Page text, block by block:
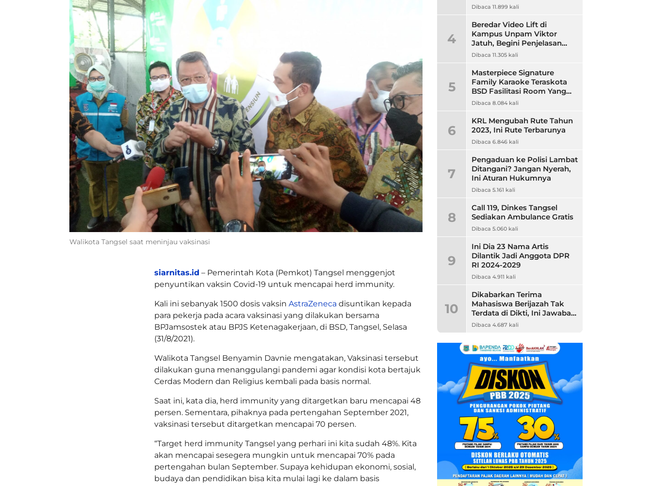
Walikota Tangsel saat meninjau vaksinasi
siarnitas.id – Pemerintah Kota (Pemkot) Tangsel menggenjot
penyuntikan vaksin Covid-19 untuk mencapai herd immunity.
Kali ini sebanyak 1500 dosis vaksin AstraZeneca disuntikan kepada
para pekerja pada acara vaksinasi yang dilakukan bersama
BPJamsostek atau BPJS Ketenagakerjaan, di BSD, Tangsel, Selasa
(31/8/2021).
Walikota Tangsel Benyamin Davnie mengatakan, Vaksinasi tersebut
dilakukan guna menanggulangi pandemi agar kondisi kota bertajuk
Cerdas Modern dan Religius kembali pada basis normal.
Saat ini, kata dia, herd immunity yang ditargetkan baru mencapai 48
persen. Sementara, pihaknya pada pertengahan September 2021,
vaksinasi tersebut ditargetkan mencapai 70 persen.
“Target herd immunity Tangsel yang perhari ini kita sudah 48%. Kita
akan mencapai sesegera mungkin untuk mencapai 70% pada
pertengahan bulan September. Supaya kehidupan ekonomi, sosial,
budaya dan pendidikan bisa kita mulai lagi ke dalam basis
Dibaca 11.899 kali
4
Beredar Video Lift di
Kampus Unpam Viktor
Jatuh, Begini Penjelasan
Rektor Unpam
Dibaca 11.305 kali
5
Masterpiece Signature
Family Karaoke Teraskota
BSD Fasilitasi Room Yang
Nyaman dan Harga
Dibaca 8.084 kali
6
KRL Mengubah Rute Tahun
2023, Ini Rute Terbarunya
Dibaca 6.846 kali
7
Pengaduan ke Polisi Lambat
Ditangani? Jangan Nyerah,
Ini Aturan Hukumnya
Dibaca 5.161 kali
8
Call 119, Dinkes Tangsel
Sediakan Ambulance Gratis
Dibaca 5.060 kali
9
Ini Dia 23 Nama Artis
Dilantik Jadi Anggota DPR
RI 2024-2029
Dibaca 4.911 kali
10
Dikabarkan Terima
Mahasiswa Berijazah Tak
Terdata di Dikti, Ini Jawaban
Unpam
Dibaca 4.687 kali